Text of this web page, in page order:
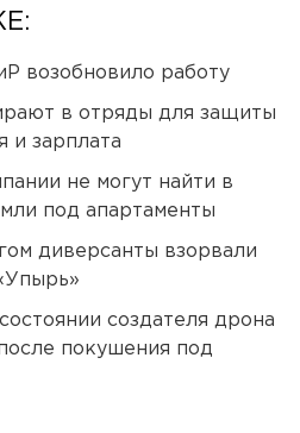
возобновило работу
в отряды для защиты
и зарплата
не могут найти в
под апартаменты
диверсанты взорвали
создателя дрона
покушения под